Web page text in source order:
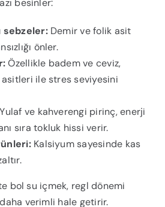
besinler:
sebzeler:Demir ve folik asit
önler.
Özellikle badem ve ceviz,
ile stres seviyesini
Yulaf ve kahverengi pirinç, enerji
sıra tokluk hissi verir.
Kalsiyum sayesinde kas
bol su içmek, regl dönemi
verimli hale getirir.